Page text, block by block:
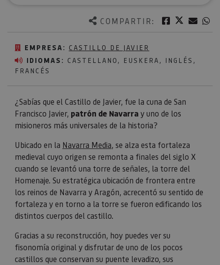
COMPARTIR: Facebook
Twitter
EMPRESA: CASTILLO DE JAVIER
IDIOMAS: CASTELLANO, EUSKERA, INGLÉS,
FRANCÉS
¿Sabías que el Castillo de Javier, fue la cuna de San
Francisco Javier, patrón de Navarray uno de los
misioneros más universales de la historia?
Ubicado en la Navarra Media, se alza esta fortaleza
medieval cuyo origen se remonta a finales del siglo X
cuando se levantó una torre de señales, la torre del
Homenaje. Su estratégica ubicación de frontera entre
los reinos de Navarra y Aragón, acrecentó su sentido de
fortaleza y en torno a la torre se fueron edificando los
distintos cuerpos del castillo.
Gracias a su reconstrucción, hoy puedes ver su
fisonomía original y disfrutar de uno de los pocos
castillos que conservan su puente levadizo, sus